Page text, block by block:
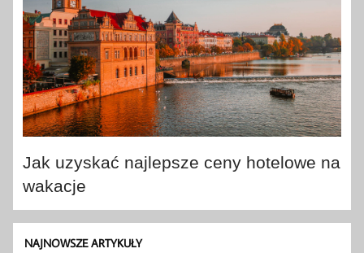
Jak uzyskać najlepsze ceny hotelowe na
wakacje
NAJNOWSZE ARTYKUŁY